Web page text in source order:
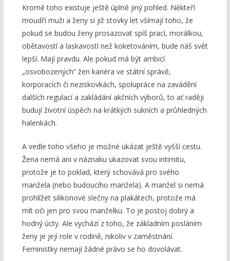
Kromě toho existuje ještě úplně jiný pohled. Někteří
moudří muži a ženy si již stovky let všímají toho, že
pokud se budou ženy prosazovat spíš prací, morálkou,
obětavostí a laskavostí než koketováním, bude náš svět
lepší. Mají pravdu. Ale pokud má být ambicí
„osvobozených“ žen kariéra ve státní správě,
korporacích či neziskovkách, spolupráce na zavádění
dalších regulací a zakládání akčních výborů, to ať raději
budují životní úspěch na krátkých sukních a průhledných
halenkách.
A vedle toho všeho je možné ukázat ještě vyšší cestu.
Žena nemá ani v náznaku ukazovat svou intimitu,
protože je to poklad, který schovává pro svého
manžela (nebo budoucího manžela). A manžel si nemá
prohlížet silikonové slečny na plakátech, protože má
mít oči jen pro svou manželku. To je postoj dobrý a
hodný úcty. Ale vychází z toho, že základním posláním
ženy je její role v rodině, nikoliv v zaměstnání.
Feministky nemají žádné právo se ho dovolávat.